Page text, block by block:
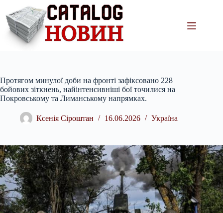
вмісту
Протягом минулої доби на фронті зафіксовано 228
бойових зіткнень, найінтенсивніші бої точилися на
Покровському та Лиманському напрямках.
Ксенія Сіроштан 16.06.2026 Україна